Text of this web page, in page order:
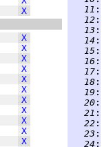
X
X
X
X
X
X
X
X
X
X
X
X
  11
:
  12
:
  13
:
  14
:
  15
:
  16
:
  17
:
  18
:
  19
:
  20
:
  21
:
  22
:
  23
:
  24
: